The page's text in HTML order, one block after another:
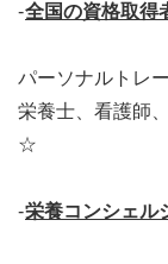
-全国の資格取得
パーソナルトレ
栄養士、看護師
☆
-栄養コンシェル